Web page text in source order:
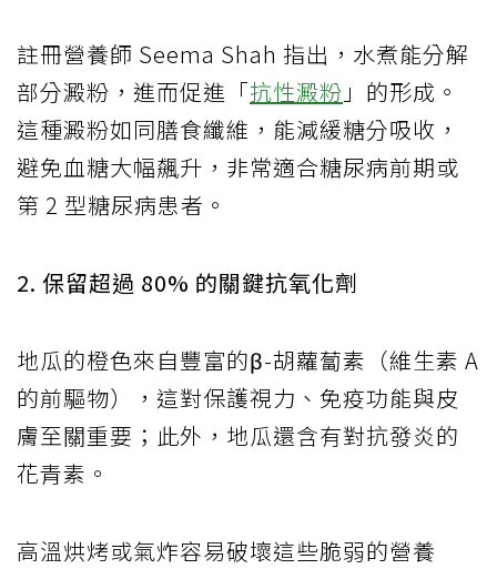
註冊營養師 Seema Shah 指出，水煮能分解
部分澱粉，進而促進「抗性澱粉 」的形成。
這種澱粉如同膳食纖維，能減緩糖分吸收，
避免血糖大幅飆升，非常適合糖尿病前期或
第 2 型糖尿病患者。
2. 保留超過 80% 的關鍵抗氧化劑
地瓜的橙色來自豐富的β-胡蘿蔔素（維生素 A
的前驅物），這對保護視力、免疫功能與皮
膚至關重要；此外，地瓜還含有對抗發炎的
花青素。
高溫烘烤或氣炸容易破壞這些脆弱的營養